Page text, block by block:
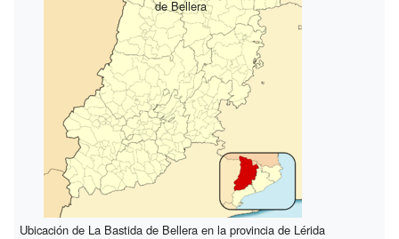
de Bellera
Ubicación de La Bastida de Bellera en la provincia de Lérida